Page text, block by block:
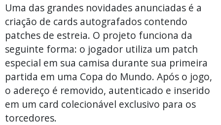
Uma das grandes novidades anunciadas é a
criação de cards autografados contendo
patches de estreia. O projeto funciona da
seguinte forma: o jogador utiliza um patch
especial em sua camisa durante sua primeira
partida em uma Copa do Mundo. Após o jogo,
o adereço é removido, autenticado e inserido
em um card colecionável exclusivo para os
torcedores.